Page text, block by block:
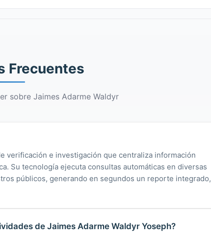
Frecuentes
sobre Jaimes Adarme Waldyr
verificación e investigación que centraliza información
Su tecnología ejecuta consultas automáticas en diversas
públicos, generando en segundos un reporte integrado,
de Jaimes Adarme Waldyr Yoseph?